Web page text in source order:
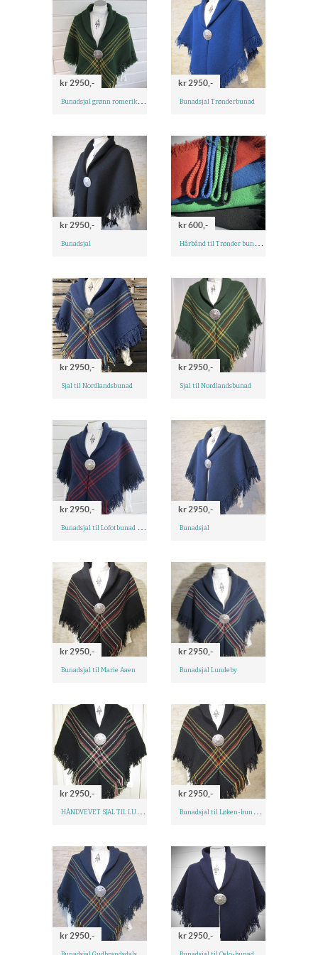
kr 2950,- kr 2950,-
Bunadsjal Trønderbunad
kr 2950,-
Bunadsjal
kr 600,-
kr 2950,-
Sjal til Nordlandsbunad
kr 2950,-
Sjal til Nordlandsbunad
kr 2950,- kr 2950,-
Bunadsjal
kr 2950,-
Bunadsjal til Marie Aaen
kr 2950,-
Bunadsjal Lundeby
kr 2950,- kr 2950,-
kr 2950,- kr 2950,-